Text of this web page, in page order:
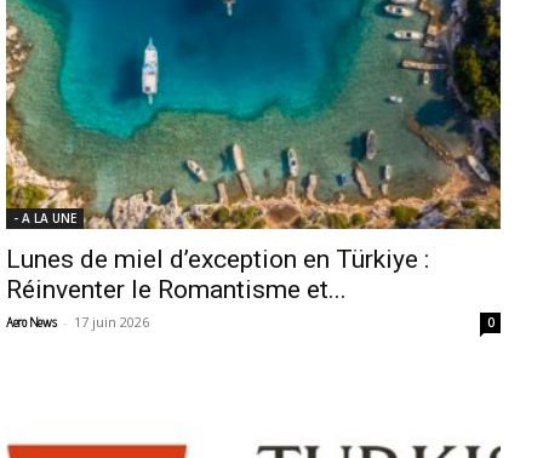
- A LA UNE
Lunes de miel d’exception en Türkiye :
Réinventer le Romantisme et...
Aero News - 17 juin 2026 0